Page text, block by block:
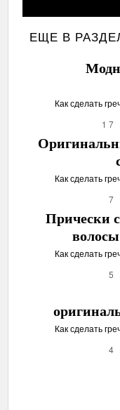
ЕЩЕ В
Модные прически с
Как сделать
17
Оригинальные прически в
Как сделать
7
Прически с диадемами на
Как сделать
5
Как сделать
4